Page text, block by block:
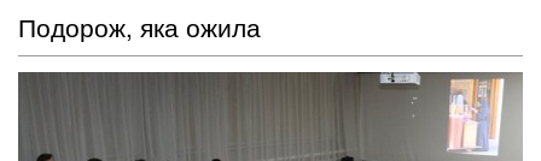
​Подорож, яка ожила